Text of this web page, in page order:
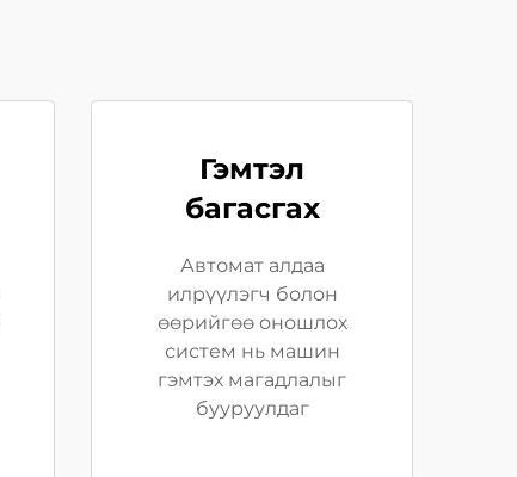
Гэмтэл
багасгах
Автомат алдаа
илрүүлэгч болон
өөрийгөө оношлох
систем нь машин
гэмтэх магадлалыг
бууруулдаг